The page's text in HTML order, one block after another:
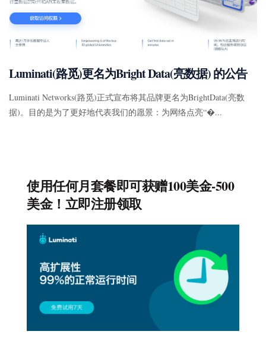
Luminati(路觅)更名为Bright Data(亮数据) 的公告
Luminati Networks(路觅)正式宣布将其品牌更名为BrightData(亮数
据)。目的是为了更好地代表我们的愿景：为网络点亮“�...
使用任何月套餐即可获赠100美金-500
美金！立即注册领取